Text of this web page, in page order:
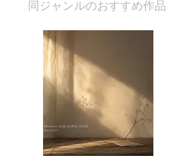
​同ジャンルのおすすめ作品